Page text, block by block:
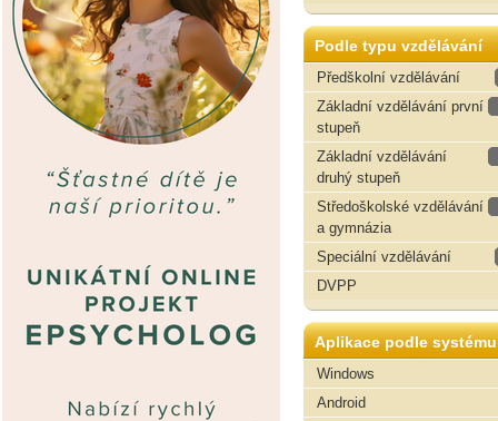
Podle typu vzdělávání
Předškolní vzdělávání
Základní vzdělávání první
stupeň
Základní vzdělávání
druhý stupeň
Středoškolské vzdělávání
a gymnázia
Speciální vzdělávání
DVPP
Aplikace podle systému
Windows
Android